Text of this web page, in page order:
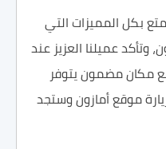
بكل المميزات التي
وتأكد عميلنا العزيز عند
مكان مضمون يتوفر
موقع أمازون وستجد